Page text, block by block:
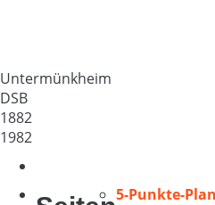
Untermünkheim
DSB
1882
1982
5-Punkte-